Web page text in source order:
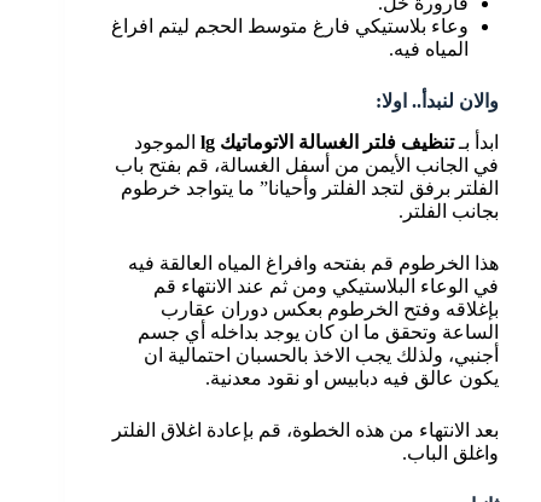
وعاء بلاستيكي فارغ متوسط الحجم ليتم افراغ
المياه فيه.
والان لنبدأ.. اولا:
ابدأ بـتنظيف فلتر الغسالة الاتوماتيك lg الموجود
في الجانب الأيمن من أسفل الغسالة، قم بفتح باب
الفلتر برفق لتجد الفلتر وأحيانا” ما يتواجد خرطوم
بجانب الفلتر.
هذا الخرطوم قم بفتحه وافراغ المياه العالقة فيه
في الوعاء البلاستيكي ومن ثم عند الانتهاء قم
بإغلاقه وفتح الخرطوم بعكس دوران عقارب
الساعة وتحقق ما ان كان يوجد بداخله أي جسم
أجنبي، ولذلك يجب الاخذ بالحسبان احتمالية ان
يكون عالق فيه دبابيس او نقود معدنية.
بعد الانتهاء من هذه الخطوة، قم بإعادة اغلاق الفلتر
واغلق الباب.